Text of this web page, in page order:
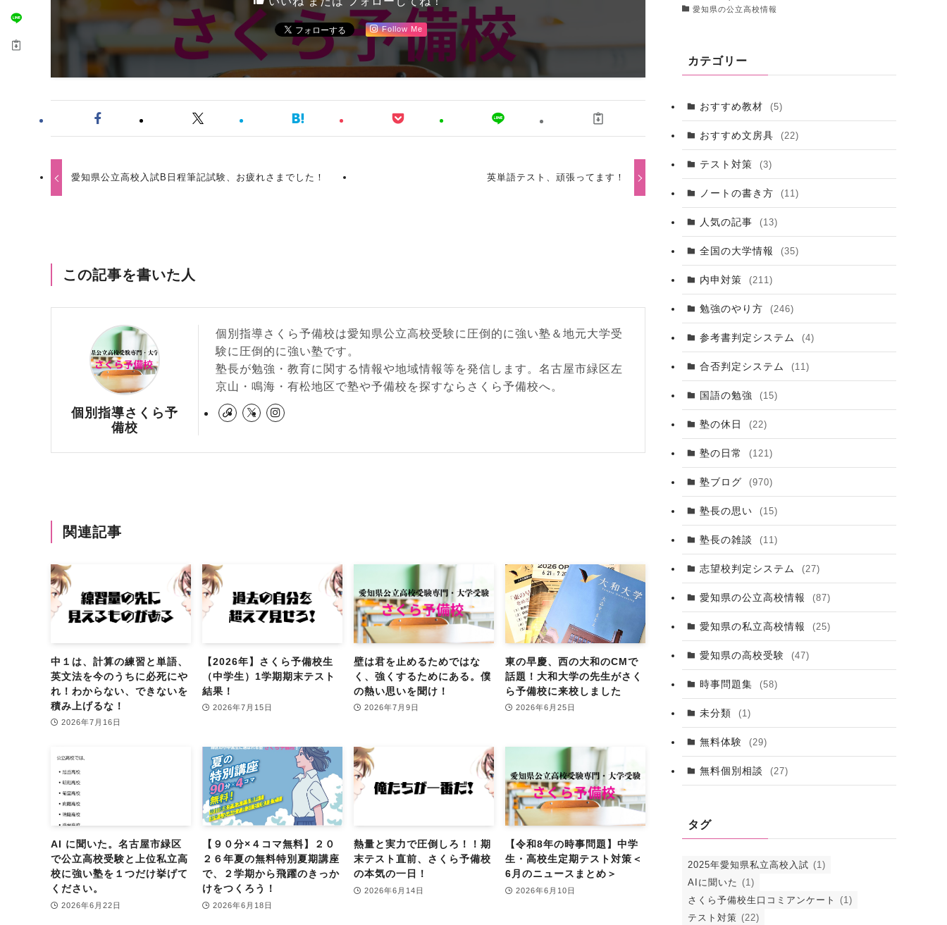
Follow Me
愛知県公立高校入試B日程筆記試験、お疲れさまでした！ 英単語テスト、頑張ってます！
この記事を書いた人
個別指導さくら予
備校
個別指導さくら予備校は愛知県公立高校受験に圧倒的に強い塾＆地元大学受
験に圧倒的に強い塾です。
塾長が勉強・教育に関する情報や地域情報等を発信します。名古屋市緑区左
京山・鳴海・有松地区で塾や予備校を探すならさくら予備校へ。
関連記事
中１は、計算の練習と単語、
英文法を今のうちに必死にや
れ！わからない、できないを
積み上げるな！
2026年7月16日
【2026年】さくら予備校生
（中学生）1学期期末テスト
結果！
2026年7月15日
壁は君を止めるためではな
く、強くするためにある。僕
の熱い思いを聞け！
2026年7月9日
東の早慶、西の大和のCMで
話題！大和大学の先生がさく
ら予備校に来校しました
2026年6月25日
AI に聞いた。名古屋市緑区
で公立高校受験と上位私立高
校に強い塾を１つだけ挙げて
ください。
2026年6月22日
【９０分×４コマ無料】２０
２６年夏の無料特別夏期講座
で、２学期から飛躍のきっか
けをつくろう！
2026年6月18日
熱量と実力で圧倒しろ！！期
末テスト直前、さくら予備校
の本気の一日！
2026年6月14日
【令和8年の時事問題】中学
生・高校生定期テスト対策＜
6月のニュースまとめ＞
2026年6月10日
愛知県の公立高校情報
カテゴリー
おすすめ教材 (5)
おすすめ文房具 (22)
テスト対策 (3)
ノートの書き方 (11)
人気の記事 (13)
全国の大学情報 (35)
内申対策 (211)
勉強のやり方 (246)
参考書判定システム (4)
合否判定システム (11)
国語の勉強 (15)
塾の休日 (22)
塾の日常 (121)
塾ブログ (970)
塾長の思い (15)
塾長の雑談 (11)
志望校判定システム (27)
愛知県の公立高校情報 (87)
愛知県の私立高校情報 (25)
愛知県の高校受験 (47)
時事問題集 (58)
未分類 (1)
無料体験 (29)
無料個別相談 (27)
タグ
2025年愛知県私立高校入試 (1)
AIに聞いた (1)
さくら予備校生口コミアンケート
(1)
テスト対策 (22)